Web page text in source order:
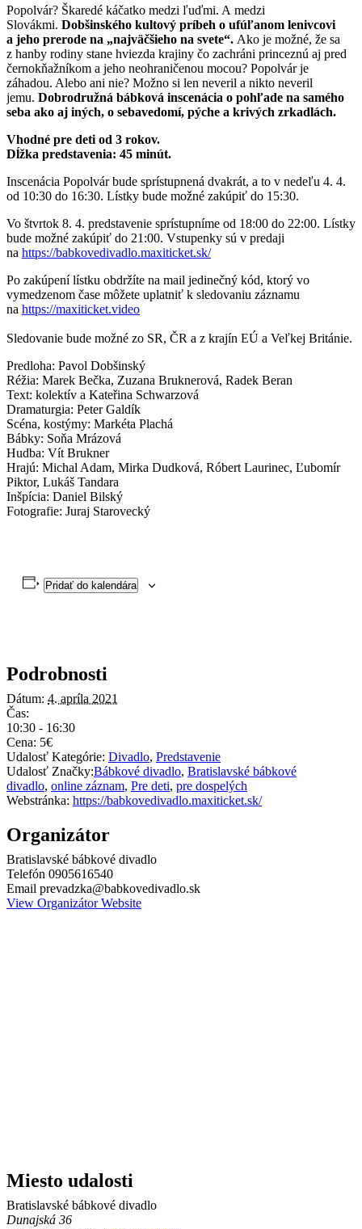
Popolvár? Škaredé káčatko medzi ľuďmi. A medzi
Slovákmi. Dobšinského kultový príbeh o ufúľanom lenivcovi
a jeho prerode na „najväčšieho na svete“. Ako je možné, že sa
z hanby rodiny stane hviezda krajiny čo zachráni princeznú aj pred
černokňažníkom a jeho neohraničenou mocou? Popolvár je
záhadou. Alebo ani nie? Možno si len neveril a nikto neveril
jemu. Dobrodružná bábková inscenácia o pohľade na samého
seba ako aj iných, o sebavedomí, pýche a krivých zrkadlách.
Vhodné pre deti od 3 rokov.
Dĺžka predstavenia: 45 minút.
Inscenácia Popolvár bude sprístupnená dvakrát, a to v nedeľu 4. 4.
od 10:30 do 16:30. Lístky bude možné zakúpiť do 15:30.
Vo štvrtok 8. 4. predstavenie sprístupníme od 18:00 do 22:00. Lístky
bude možné zakúpiť do 21:00. Vstupenky sú v predaji
na https://babkovedivadlo.maxiticket.sk/
Po zakúpení lístku obdržíte na mail jedinečný kód, ktorý vo
vymedzenom čase môžete uplatniť k sledovaniu záznamu
na https://maxiticket.video
Sledovanie bude možné zo SR, ČR a z krajín EÚ a Veľkej Británie.
Predloha: Pavol Dobšinský
Réžia: Marek Bečka, Zuzana Bruknerová, Radek Beran
Text: kolektív a Kateřina Schwarzová
Dramaturgia: Peter Galdík
Scéna, kostýmy: Markéta Plachá
Bábky: Soňa Mrázová
Hudba: Vít Brukner
Hrajú: Michal Adam, Mirka Dudková, Róbert Laurinec, Ľubomír
Piktor, Lukáš Tandara
Inšpícia: Daniel Bilský
Fotografie: Juraj Starovecký
Pridať do kalendára
Podrobnosti
Dátum: 4. apríla 2021
Čas:
10:30 - 16:30
Cena: 5€
Udalosť Kategórie: Divadlo, Predstavenie
Udalosť Značky:Bábkové divadlo, Bratislavské bábkové
divadlo, online záznam, Pre deti, pre dospelých
Webstránka: https://babkovedivadlo.maxiticket.sk/
Organizátor
Bratislavské bábkové divadlo
Telefón 0905616540
Email prevadzka@babkovedivadlo.sk
View Organizátor Website
Miesto udalosti
Bratislavské bábkové divadlo
Dunajská 36